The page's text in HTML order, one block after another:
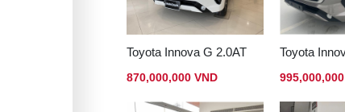
Toyota Innova G 2.0AT
870,000,000 VND
Toyota